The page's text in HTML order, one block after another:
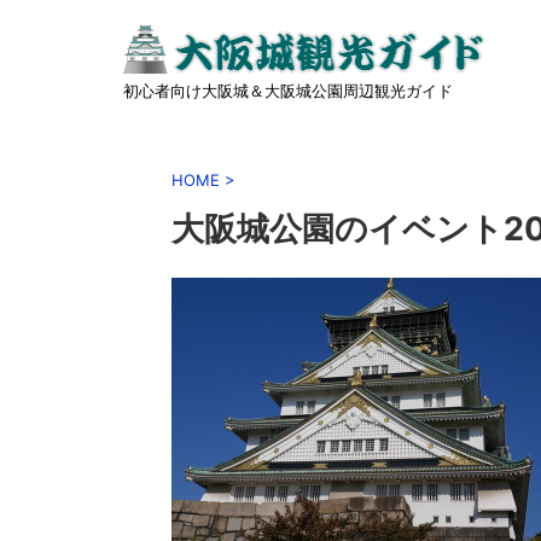
初心者向け大阪城＆大阪城公園周辺観光ガイド
HOME >
大阪城公園のイベント